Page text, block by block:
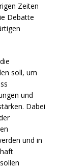
Zeiten
Debatte
soll, um
und
Dabei
und in